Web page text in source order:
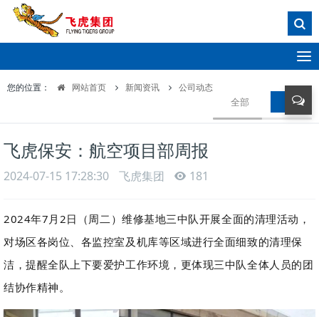
T
o
g
g
l
i
您的位置： 网站首页 新闻资讯 公司动态
全部 公司动
飞虎保安：航空项目部周报
2024-07-15 17:28:30 飞虎集团 181
2024年7月2日（周二）维修基地三中队开展全面的清理活动，
对场区各岗位、各监控室及机库等区域进行全面细致的清理保
洁，提醒全队上下要爱护工作环境，更体现三中队全体人员的团
结协作精神。